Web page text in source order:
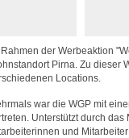
Rahmen der Werbeaktion
Pirna. Zu dieser
Locations.
war die WGP mit
Unterstützt durch
und